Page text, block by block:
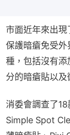
市面近年來出
保護暗瘡免受
種，包括沒有
分的暗瘡貼以及
消委會調查了
Simple Spot